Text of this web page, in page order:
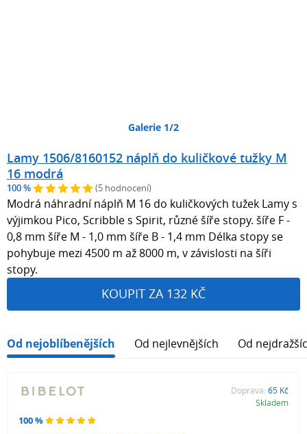
Galerie 1/2
Lamy 1506/8160152 náplň do kuličkové tužky M
16 modrá
100 % (5 hodnocení)
Modrá náhradní náplň M 16 do kuličkových tužek Lamy s
výjimkou Pico, Scribble s Spirit, různé šíře stopy. šíře F -
0,8 mm šíře M - 1,0 mm šíře B - 1,4 mm Délka stopy se
pohybuje mezi 4500 m až 8000 m, v závislosti na šíři
stopy.
KOUPIT ZA 132 KČ
Od nejoblíbenějších Od nejlevnějších Od
100 %
Doprava: 65 Kč
Skladem